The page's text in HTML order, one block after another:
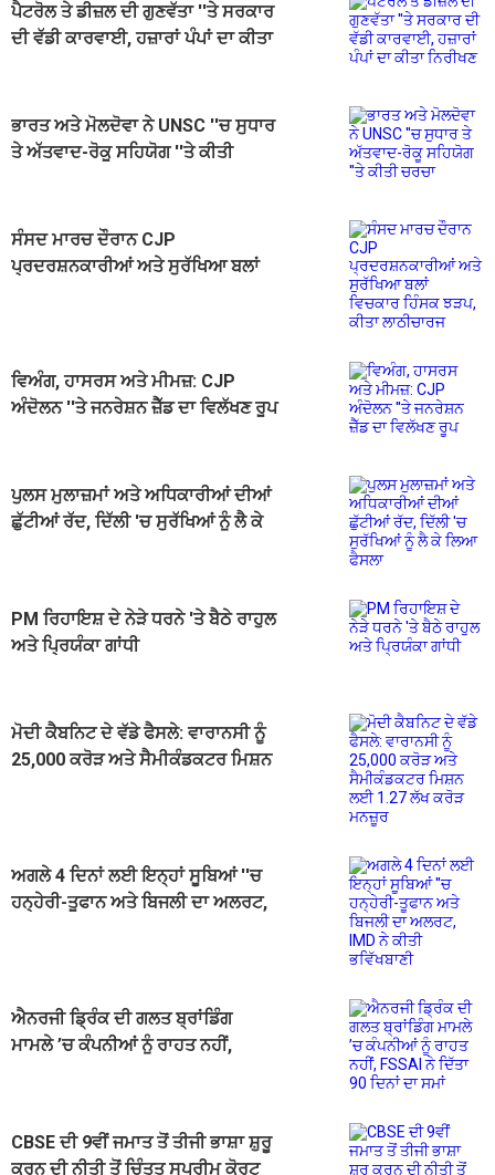
ਪੈਟਰੋਲ ਤੇ ਡੀਜ਼ਲ ਦੀ ਗੁਣਵੱਤਾ ''ਤੇ ਸਰਕਾਰ
ਦੀ ਵੱਡੀ ਕਾਰਵਾਈ, ਹਜ਼ਾਰਾਂ ਪੰਪਾਂ ਦਾ ਕੀਤਾ
ਭਾਰਤ ਅਤੇ ਮੋਲਦੋਵਾ ਨੇ UNSC ''ਚ ਸੁਧਾਰ
ਤੇ ਅੱਤਵਾਦ-ਰੋਕੂ ਸਹਿਯੋਗ ''ਤੇ ਕੀਤੀ
ਸੰਸਦ ਮਾਰਚ ਦੌਰਾਨ CJP
ਪ੍ਰਦਰਸ਼ਨਕਾਰੀਆਂ ਅਤੇ ਸੁਰੱਖਿਆ ਬਲਾਂ
ਵਿਅੰਗ, ਹਾਸਰਸ ਅਤੇ ਮੀਮਜ਼: CJP
ਅੰਦੋਲਨ ''ਤੇ ਜਨਰੇਸ਼ਨ ਜ਼ੈੱਡ ਦਾ ਵਿਲੱਖਣ ਰੂਪ
ਪੁਲਸ ਮੁਲਾਜ਼ਮਾਂ ਅਤੇ ਅਧਿਕਾਰੀਆਂ ਦੀਆਂ
ਛੁੱਟੀਆਂ ਰੱਦ, ਦਿੱਲੀ 'ਚ ਸੁਰੱਖਿਆਂ ਨੂੰ ਲੈ ਕੇ
PM ਰਿਹਾਇਸ਼ ਦੇ ਨੇੜੇ ਧਰਨੇ 'ਤੇ ਬੈਠੇ ਰਾਹੁਲ
ਅਤੇ ਪ੍ਰਿਯੰਕਾ ਗਾਂਧੀ
ਮੋਦੀ ਕੈਬਨਿਟ ਦੇ ਵੱਡੇ ਫੈਸਲੇ: ਵਾਰਾਨਸੀ ਨੂੰ
25,000 ਕਰੋੜ ਅਤੇ ਸੈਮੀਕੰਡਕਟਰ ਮਿਸ਼ਨ
ਅਗਲੇ 4 ਦਿਨਾਂ ਲਈ ਇਨ੍ਹਾਂ ਸੂਬਿਆਂ ''ਚ
ਹਨ੍ਹੇਰੀ-ਤੂਫਾਨ ਅਤੇ ਬਿਜਲੀ ਦਾ ਅਲਰਟ,
ਐਨਰਜੀ ਡ੍ਰਿੰਕ ਦੀ ਗਲਤ ਬ੍ਰਾਂਡਿੰਗ
ਮਾਮਲੇ ’ਚ ਕੰਪਨੀਆਂ ਨੂੰ ਰਾਹਤ ਨਹੀਂ,
CBSE ਦੀ 9ਵੀਂ ਜਮਾਤ ਤੋਂ ਤੀਜੀ ਭਾਸ਼ਾ ਸ਼ੁਰੂ
ਕਰਨ ਦੀ ਨੀਤੀ ਤੋਂ ਚਿੰਤਤ ਸੁਪਰੀਮ ਕੋਰਟ